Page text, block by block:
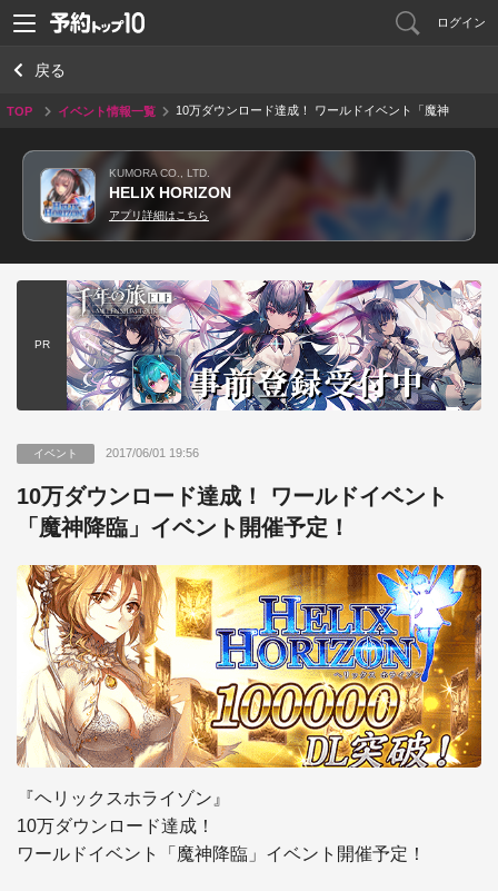
ログイン
戻る
TOP イベント情報一覧
10万ダウンロード達成！ ワールドイベント「魔神
KUMORA CO., LTD.
HELIX HORIZON
アプリ詳細はこちら
PR
イベント 2017/06/01 19:56
10万ダウンロード達成！ ワールドイベント
「魔神降臨」イベント開催予定！
『ヘリックスホライゾン』
10万ダウンロード達成！
ワールドイベント「魔神降臨」イベント開催予定！